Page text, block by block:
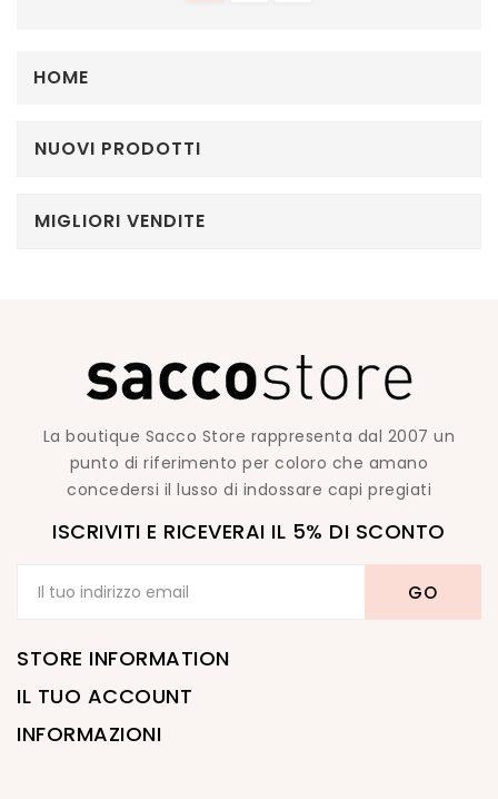
HOME
NUOVI PRODOTTI
MIGLIORI VENDITE
La boutique Sacco Store rappresenta dal 2007 un
punto di riferimento per coloro che amano
concedersi il lusso di indossare capi pregiati
ISCRIVITI E RICEVERAI IL 5% DI SCONTO
STORE INFORMATION
IL TUO ACCOUNT
INFORMAZIONI